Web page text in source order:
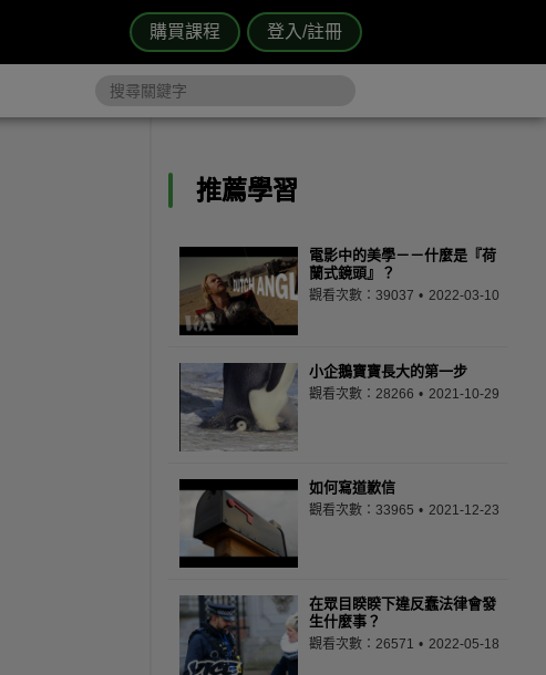
購買課程 登入/註冊
推薦學習
電影中的美學－－什麼是『荷
蘭式鏡頭』？
觀看次數：39037 2022-03-10
小企鵝寶寶長大的第一步
觀看次數：28266 2021-10-29
如何寫道歉信
觀看次數：33965 2021-12-23
在眾目睽睽下違反蠢法律會發
生什麼事？
觀看次數：26571 2022-05-18